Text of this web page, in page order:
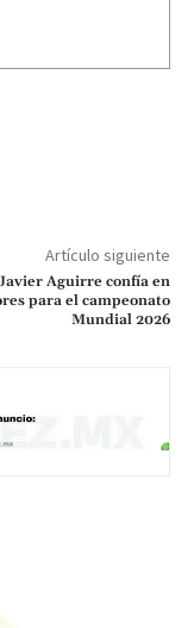
Artículo siguiente
Aguirre confía en
para el campeonato
Mundial 2026